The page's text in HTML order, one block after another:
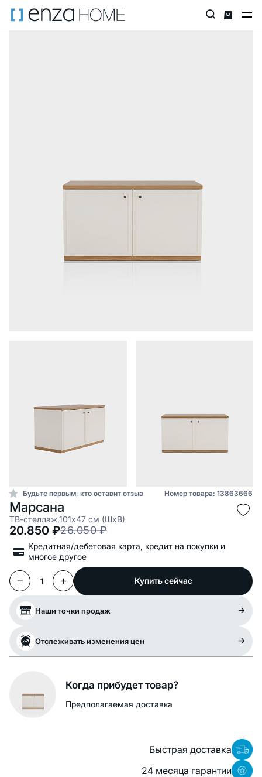
Главная страница ТВ-стеллажи По коллекциям ТВ-тумбы
Будьте первым, кто оставит отзыв Номер товара: 13863666
Марсана
ТВ-стеллаж,101x47 см (ШхВ)
26.050 ₽
20.850 ₽
Кредитная/дебетовая карта, кредит на покупки и
многое другое
1 Купить сейчас
Наши точки продаж
Отслеживать изменения цен
Когда прибудет товар?
Предполагаемая доставка
Быстрая доставка
24 месяца гарантии